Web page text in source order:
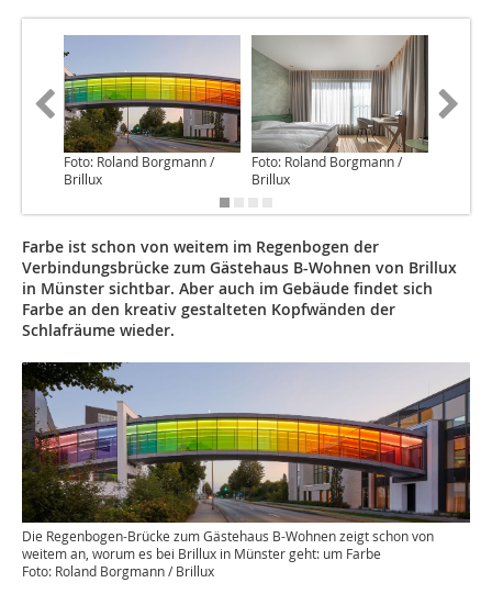
Foto: Roland Borgmann /
Brillux
Foto: Roland Borgmann /
Brillux
Farbe ist schon von weitem im Regenbogen der
Verbindungsbrücke zum Gästehaus B-Wohnen von Brillux
in Münster sichtbar. Aber auch im Gebäude findet sich
Farbe an den kreativ gestalteten Kopfwänden der
Schlafräume wieder.
Die Regenbogen-Brücke zum Gästehaus B-Wohnen zeigt schon von
weitem an, worum es bei Brillux in Münster geht: um Farbe
Foto: Roland Borgmann / Brillux